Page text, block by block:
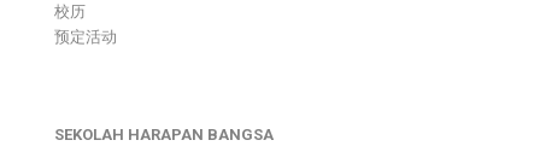
校历
预定活动
SEKOLAH HARAPAN BANGSA